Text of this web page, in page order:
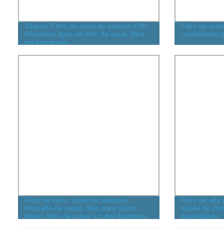
1&quot; Filtro de disco de plástico Cdfs,
diferentes tipos de filtro de agua, filtro
para pequeño
Filtro de
rendimiento
Filtro de latón, malla de alambre
trenzado de metal, filtro para motor
diésel, filtro de cobre y cobre fosforoso
Filtro de alta
aceite de
explosiones